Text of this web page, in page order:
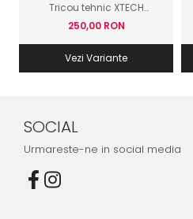
Tricou tehnic XTECH
Exagon
250,00 RON
Vezi Variante
SOCIAL
Urmareste-ne in social media